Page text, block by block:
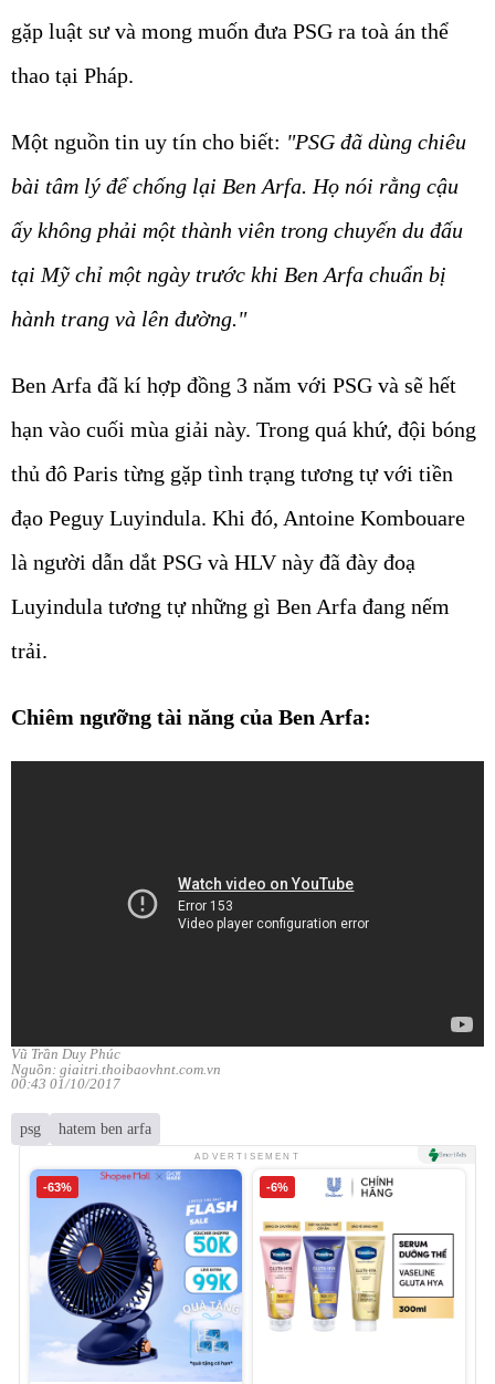
gặp luật sư và mong muốn đưa PSG ra toà án thể
thao tại Pháp.
Một nguồn tin uy tín cho biết: "PSG đã dùng chiêu
bài tâm lý để chống lại Ben Arfa. Họ nói rằng cậu
ấy không phải một thành viên trong chuyến du đấu
tại Mỹ chỉ một ngày trước khi Ben Arfa chuẩn bị
hành trang và lên đường."
Ben Arfa đã kí hợp đồng 3 năm với PSG và sẽ hết
hạn vào cuối mùa giải này. Trong quá khứ, đội bóng
thủ đô Paris từng gặp tình trạng tương tự với tiền
đạo Peguy Luyindula. Khi đó, Antoine Kombouare
là người dẫn dắt PSG và HLV này đã đày đoạ
Luyindula tương tự những gì Ben Arfa đang nếm
trải.
Chiêm ngưỡng tài năng của Ben Arfa:
Vũ Trần Duy Phúc
Nguồn: giaitri.thoibaovhnt.com.vn
00:43 01/10/2017
psg hatem ben arfa
ADVERTISEMENT
-63% -6%